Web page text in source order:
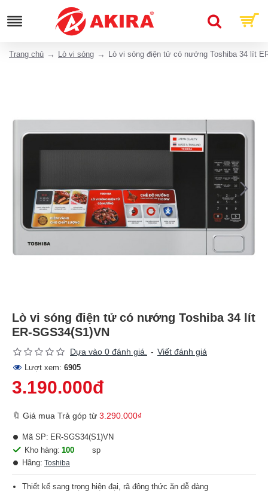
Trang chủ Lò vi sóng Lò vi sóng điện tử có nướng Toshiba 34 lít
Lò vi sóng điện tử có nướng Toshiba 34 lít
ER-SGS34(S1)VN
Dựa vào 0 đánh giá. - Viết đánh giá
Lượt xem: 6905
3.190.000đ
🔖 Giá mua Trả góp từ 3.290.000₫
Kho hàng: 100
sp
Hãng: Toshiba
Mã SP: ER-SGS34(S1)VN
Thiết kế sang trọng hiện đại, rã đông thức ăn dễ dàng